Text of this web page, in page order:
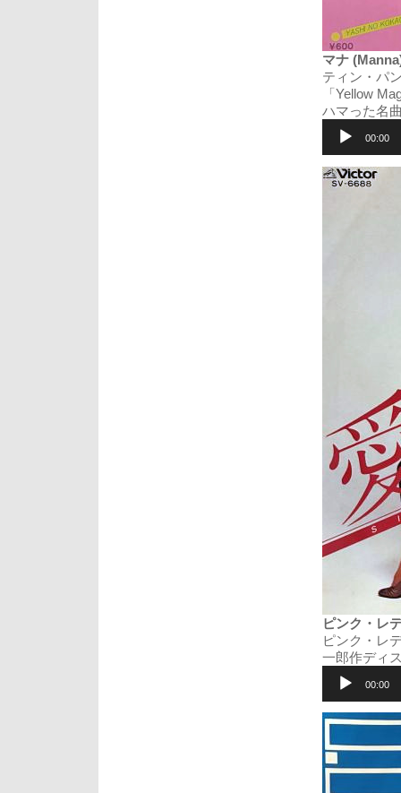
マナ
ティン・パ
「Yellow
ハマった名
プ
レ
ー
00:00
ピンク・レ
ピンク・レ
一郎作ディ
プ
レ
ー
ヤ
ー
00:00